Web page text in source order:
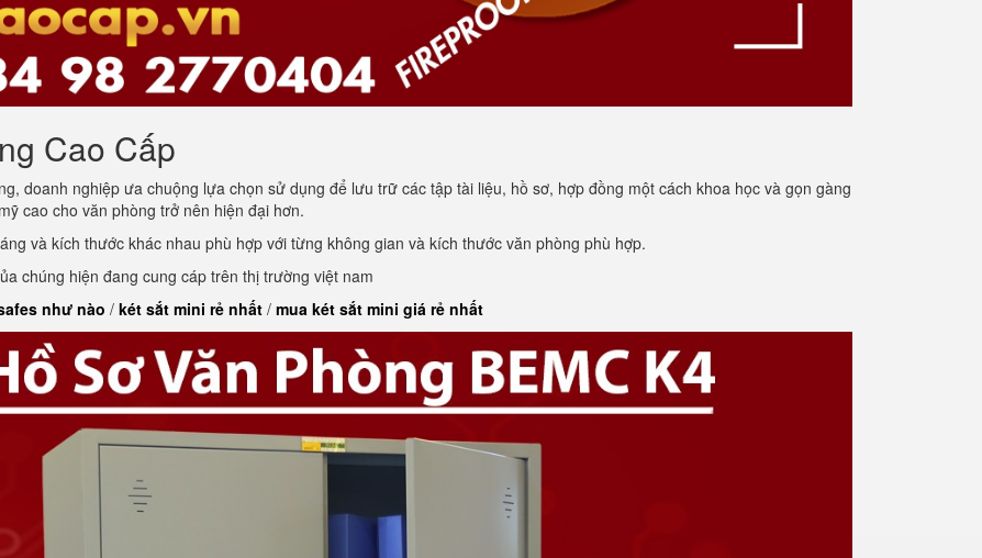
Cao Cấp
doanh nghiệp ưa chuộng lựa chọn sử dụng để lưu trữ các tập tài liệu, hồ sơ, hợp đồng một cách khoa học và gọn gàng
cao cho văn phòng trở nên hiện đại hơn.
và kích thước khác nhau phù hợp với từng không gian và kích thước văn phòng phù hợp.
chúng hiện đang cung cáp trên thị trường việt nam
như nào / két sắt mini rẻ nhất / mua két sắt mini giá rẻ nhất